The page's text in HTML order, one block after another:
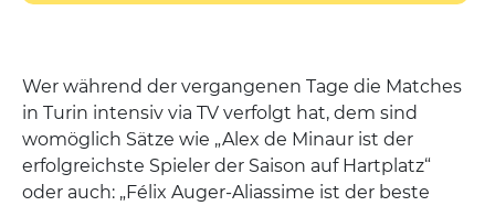
Wer während der vergangenen Tage die Matches
in Turin intensiv via TV verfolgt hat, dem sind
womöglich Sätze wie „Alex de Minaur ist der
erfolgreichste Spieler der Saison auf Hartplatz“
oder auch: „Félix Auger-Aliassime ist der beste